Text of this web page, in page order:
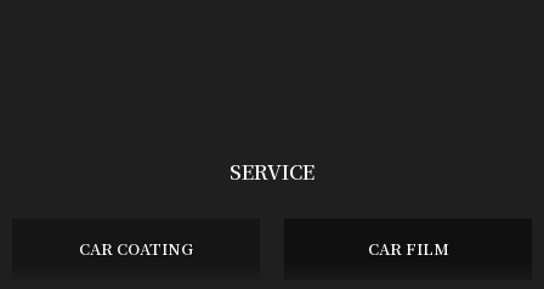
SERVICE
CAR COATING CAR FILM